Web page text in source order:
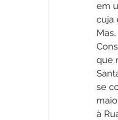
em
cuja
que
se
à